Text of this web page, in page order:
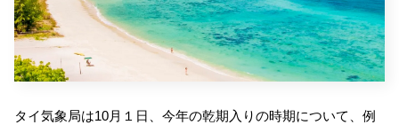
タイ気象局は10月１日、今年の乾期入りの時期について、例